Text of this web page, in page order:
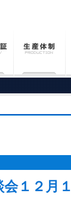
会１２月